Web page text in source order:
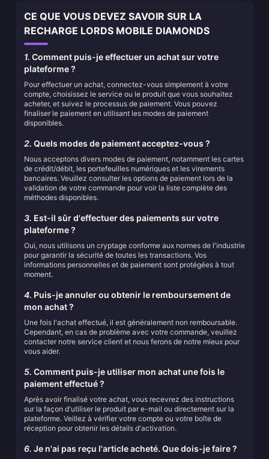
CE QUE VOUS DEVEZ SAVOIR SUR LA
RECHARGE LORDS MOBILE DIAMONDS
1. Comment puis-je effectuer un achat sur votre
plateforme ?
Pour effectuer un achat, connectez-vous simplement à votre
compte, choisissez le service ou le produit que vous souhaitez
acheter, et suivez le processus de paiement. Vous pouvez
finaliser le paiement en utilisant les modes de paiement
disponibles.
2. Quels modes de paiement acceptez-vous ?
Nous acceptons divers modes de paiement, notamment les cartes
de crédit/débit, les portefeuilles numériques et les virements
bancaires. Veuillez consulter les options de paiement lors de la
validation de votre commande pour voir la liste complète des
méthodes disponibles.
3. Est-il sûr d'effectuer des paiements sur votre
plateforme ?
Oui, nous utilisons un cryptage conforme aux normes de l'industrie
pour garantir la sécurité de toutes les transactions. Vos
informations personnelles et de paiement sont protégées à tout
moment.
4. Puis-je annuler ou obtenir le remboursement de
mon achat ?
Une fois l'achat effectué, il est généralement non remboursable.
Cependant, en cas de problème avec votre commande, veuillez
contacter notre service client et nous ferons de notre mieux pour
vous aider.
5. Comment puis-je utiliser mon achat une fois le
paiement effectué ?
Après avoir finalisé votre achat, vous recevrez des instructions
sur la façon d'utiliser le produit par e-mail ou directement sur la
plateforme. Veillez à vérifier votre compte ou votre boîte de
réception pour obtenir les détails d'activation.
6. Je n'ai pas reçu l'article acheté. Que dois-je faire ?